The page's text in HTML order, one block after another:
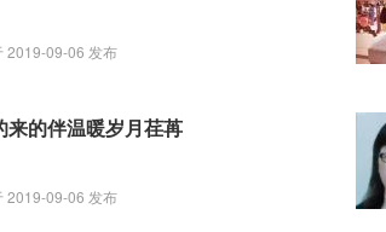
2019-09-06 发布
来的伴温暖岁月荏苒
2019-09-06 发布